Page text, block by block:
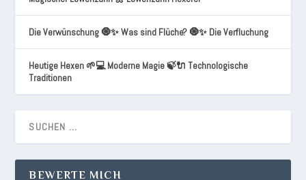
Die Verwünschung 🧿✨ Was sind Flüche? 🧿✨ Die Verfluchung
Heutige Hexen 🌱💻 Moderne Magie 🍃🔌 Technologische
Traditionen
BEWERTE MICH